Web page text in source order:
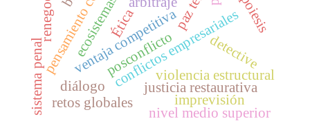
conflictos empresariales
ventaja competitivaviolencia estructural
posconflicto
Ética
diálogo justicia restaurativa
sistema penal retos globales
detective
imprevisión
nivel medio superior